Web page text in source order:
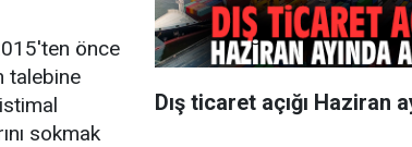
önce
talebine
sokmak
Dış ticaret açığı Haziran